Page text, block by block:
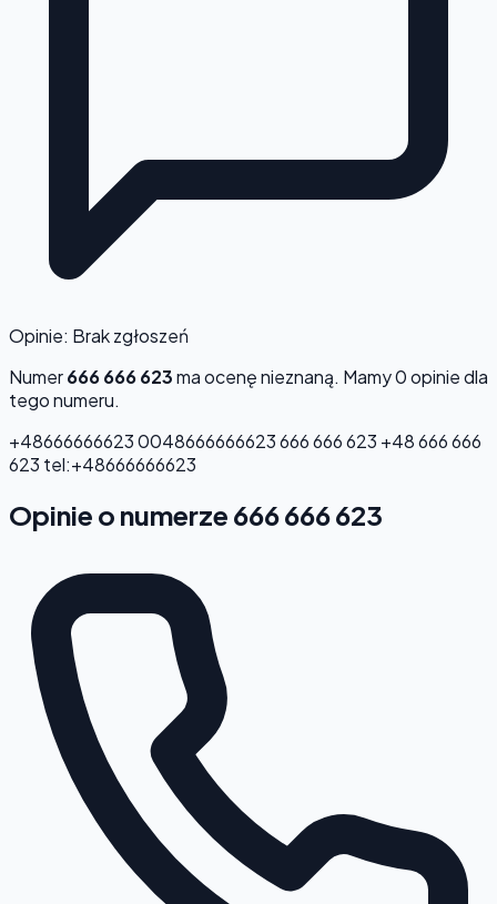
Opinie: Brak zgłoszeń
Numer666 666 623ma ocenęnieznaną. Mamy 0 opinie dla
tego numeru.
+486666666230048666666623666 666 623 +48 666 666
623 tel:+48666666623
Opinie o numerze 666 666 623